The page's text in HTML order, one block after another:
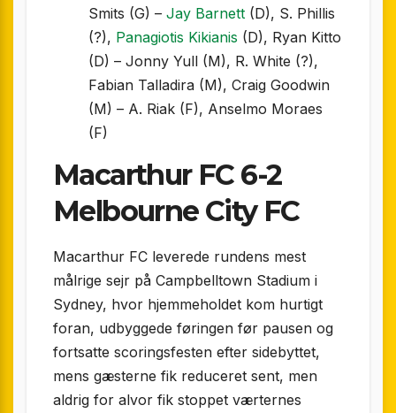
Smits (G) – Jay Barnett (D), S. Phillis
(?), Panagiotis Kikianis (D), Ryan Kitto
(D) – Jonny Yull (M), R. White (?),
Fabian Talladira (M), Craig Goodwin
(M) – A. Riak (F), Anselmo Moraes
(F)
Macarthur FC 6-2
Melbourne City FC
Macarthur FC leverede rundens mest
målrige sejr på Campbelltown Stadium i
Sydney, hvor hjemmeholdet kom hurtigt
foran, udbyggede føringen før pausen og
fortsatte scoringsfesten efter sidebyttet,
mens gæsterne fik reduceret sent, men
aldrig for alvor fik stoppet værternes